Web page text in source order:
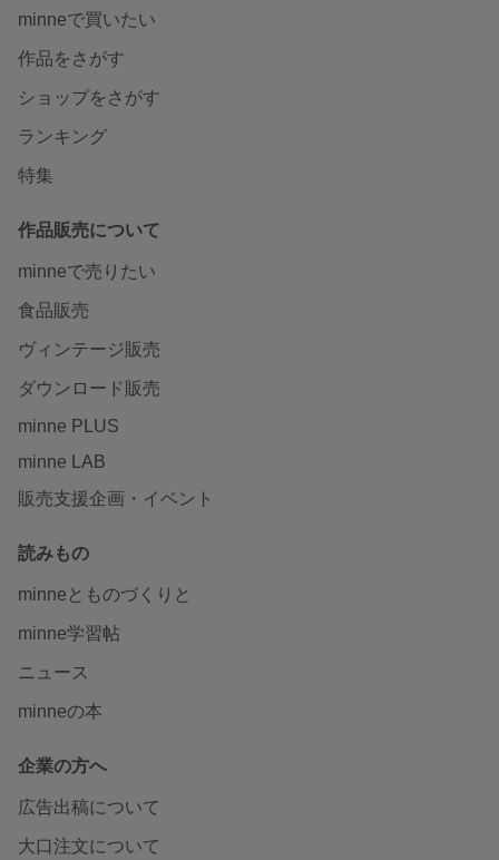
minneで買いたい
作品をさがす
ショップをさがす
ランキング
特集
作品販売について
minneで売りたい
食品販売
ヴィンテージ販売
ダウンロード販売
minne PLUS
minne LAB
販売支援企画・イベント
読みもの
minneとものづくりと
minne学習帖
ニュース
minneの本
企業の方へ
広告出稿について
大口注文について